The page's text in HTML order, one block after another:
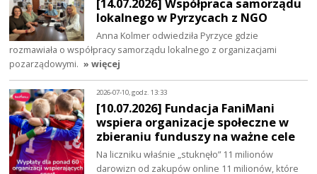
[14.07.2026] Współpraca samorządu
lokalnego w Pyrzycach z NGO
Anna Kolmer odwiedziła Pyrzyce gdzie
rozmawiała o współpracy samorządu lokalnego z organizacjami
pozarządowymi. » więcej
2026-07-10, godz. 13:33
[10.07.2026] Fundacja FaniMani
wspiera organizacje społeczne w
zbieraniu funduszy na ważne cele
Na liczniku właśnie „stuknęło” 11 milionów
darowizn od zakupów online 11 milionów, które